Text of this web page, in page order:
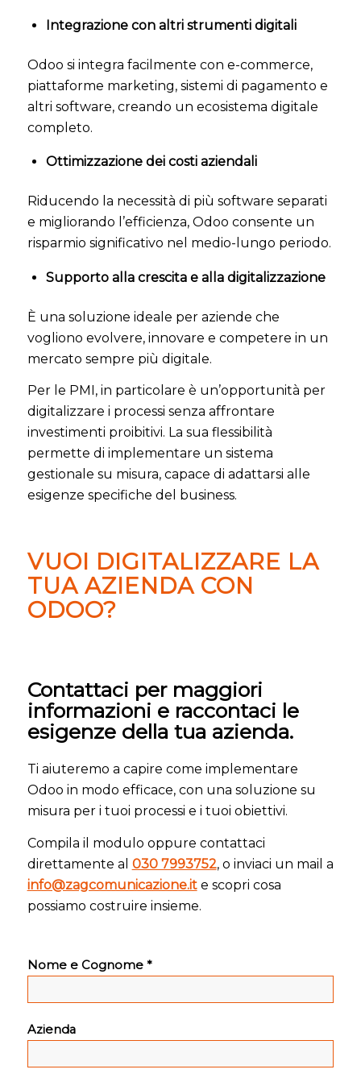
Integrazione con altri strumenti digitali
Odoo si integra facilmente con e-commerce,
piattaforme marketing, sistemi di pagamento e
altri software, creando un ecosistema digitale
completo.
Ottimizzazione dei costi aziendali
Riducendo la necessità di più software separati
e migliorando l’efficienza, Odoo consente un
risparmio significativo nel medio-lungo periodo.
Supporto alla crescita e alla digitalizzazione
È una soluzione ideale per aziende che
vogliono evolvere, innovare e competere in un
mercato sempre più digitale.
Per le PMI, in particolare è un’opportunità per
digitalizzare i processi senza affrontare
investimenti proibitivi. La sua flessibilità
permette di implementare un sistema
gestionale su misura, capace di adattarsi alle
esigenze specifiche del business.
VUOI DIGITALIZZARE LA
TUA AZIENDA CON
ODOO?
Contattaci per maggiori
informazioni e raccontaci le
esigenze della tua azienda.
Ti aiuteremo a capire come implementare
Odoo in modo efficace, con una soluzione su
misura per i tuoi processi e i tuoi obiettivi.
Compila il modulo oppure contattaci
direttamente al 030 7993752, o inviaci un mail a
info@zagcomunicazione.it e scopri cosa
possiamo costruire insieme.
Nome e Cognome *
Azienda